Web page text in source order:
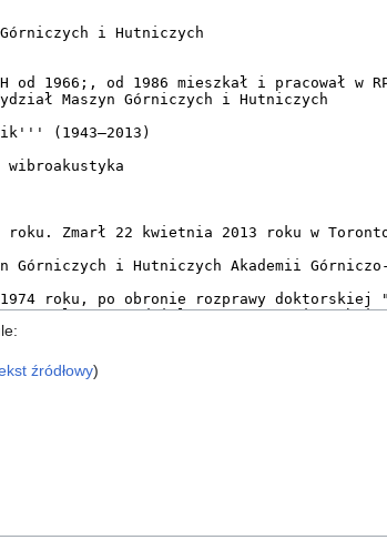
źródłowy)